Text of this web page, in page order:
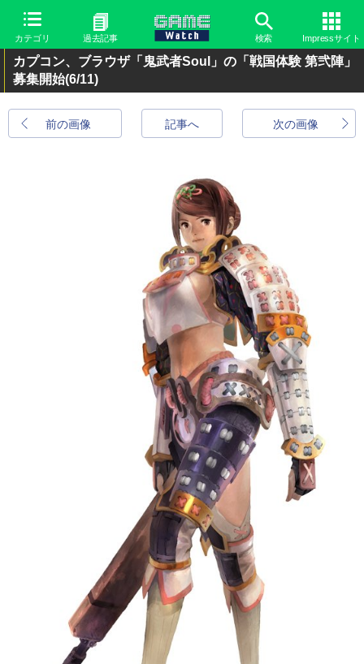
カテゴリ 過去記事 検索 Impressサイト
カプコン、ブラウザ「鬼武者Soul」の「戦国体験 第弐陣」
募集開始(6/11)
前の画像 次の画像
記事へ